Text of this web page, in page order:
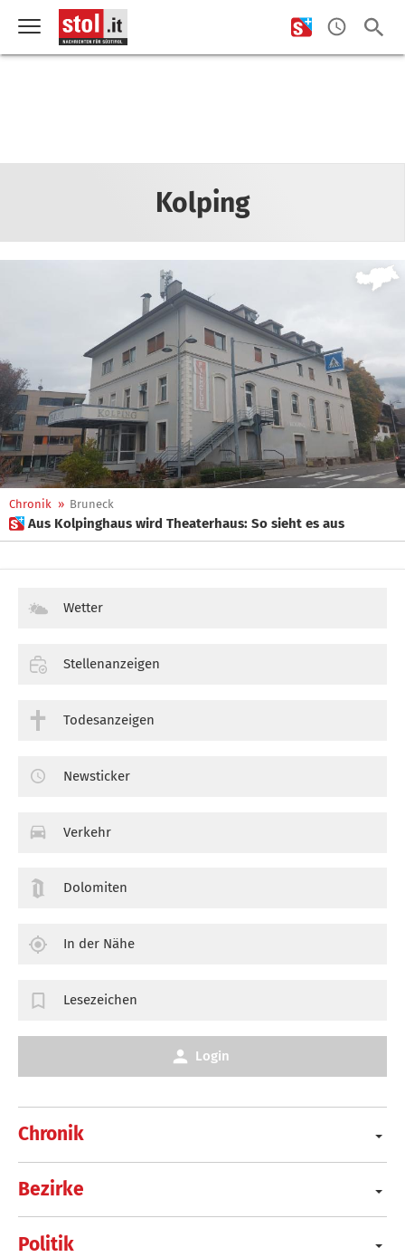
Kolping
Chronik » Bruneck
 Aus Kolpinghaus wird Theaterhaus: So sieht es aus
Chronik
Bezirke
Politik
Wetter
Stellenanzeigen
Todesanzeigen
Newsticker
Verkehr
Dolomiten
In der Nähe
Lesezeichen
Login